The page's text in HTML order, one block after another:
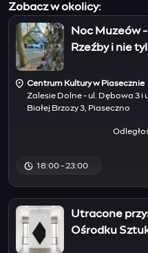
Zobacz w okolicy:
Noc Muzeów
Rzeźby i nie
Centrum Kultury w Piasecznie
Zalesie Dolne - ul. Dębowa 3 i
Białej Brzozy 3, Piaseczno
18:00 - 23:00
Utracone
Ośrodku